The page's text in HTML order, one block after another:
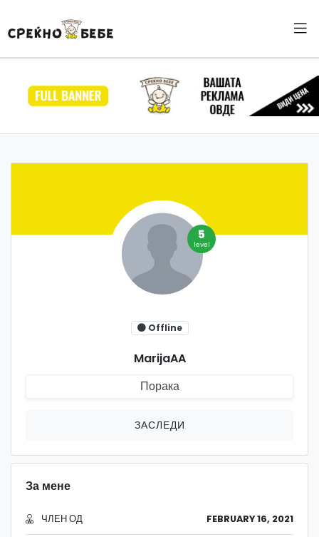
5
level
Offline
MarijaAA
Порака
ЗАСЛЕДИ
За мене
ЧЛЕН ОД FEBRUARY 16, 2021